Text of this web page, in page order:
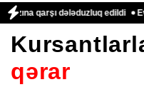
qarşı dələduzluq edildi
qərar